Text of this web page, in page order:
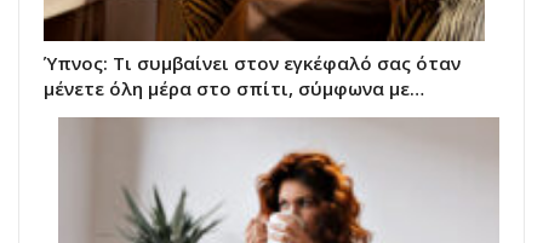
Ύπνος: Τι συμβαίνει στον εγκέφαλό σας όταν
μένετε όλη μέρα στο σπίτι, σύμφωνα με…